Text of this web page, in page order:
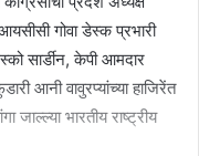
गोवा डेस्क प्रभारी
सार्डीन, केपी आमदार
आनी वावुरप्यांच्या हाजिरेंत
जाल्ल्या भारतीय राष्ट्रीय